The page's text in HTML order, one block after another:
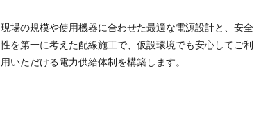
現場の規模や使用機器に合わせた最適な電源設計と、安全
性を第一に考えた配線施工で、仮設環境でも安心してご利
用いただける電力供給体制を構築します。